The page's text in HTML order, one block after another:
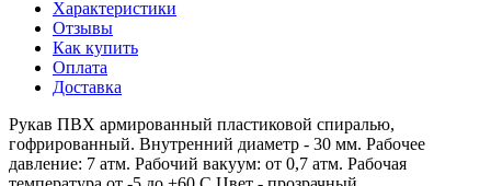
Характеристики
Отзывы
Как купить
Оплата
Доставка
Рукав ПВХ армированный пластиковой спиралью,
гофрированный. Внутренний диаметр - 30 мм. Рабочее
давление: 7 атм. Рабочий вакуум: от 0,7 атм. Рабочая